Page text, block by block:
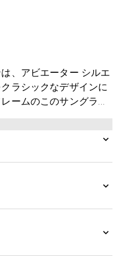
、アビエーター シルエ
ラシックなデザインに
ームのこのサングラス